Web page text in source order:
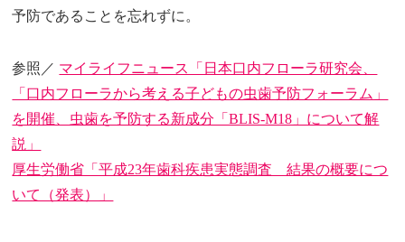
予防であることを忘れずに。
参照／ マイライフニュース「日本口内フローラ研究会、
「口内フローラから考える子どもの虫歯予防フォーラム」
を開催、虫歯を予防する新成分「BLIS-M18」について解
説」
厚生労働省「平成23年歯科疾患実態調査 結果の概要につ
いて（発表）」